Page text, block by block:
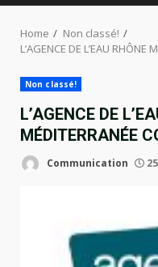
Home
Non classé!
L’AGENCE DE L’EAU RHÔNE
Non classé!
L’AGENCE DE
MÉDITERRANÉE
Communication